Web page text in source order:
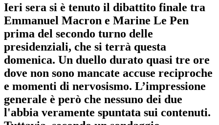
Ieri sera si è tenuto il dibattito finale tra
Emmanuel Macron e Marine Le Pen
prima del secondo turno delle
presidenziali, che si terrà questa
domenica. Un duello durato quasi tre ore
dove non sono mancate accuse reciproche
e momenti di nervosismo. L’impressione
generale è però che nessuno dei due
l'abbia veramente spuntata sui contenuti.